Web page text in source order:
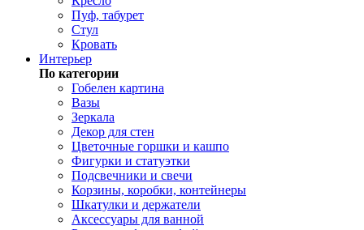
Пуф, табурет
Стул
Кровать
Интерьер
По категории
Гобелен картина
Вазы
Зеркала
Декор для стен
Цветочные горшки и кашпо
Фигурки и статуэтки
Подсвечники и свечи
Корзины, коробки, контейнеры
Шкатулки и держатели
Аксессуары для ванной